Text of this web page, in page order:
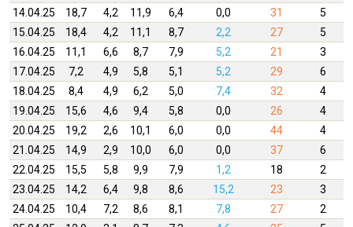
14.04.25
18,7 4,2 11,9 6,4 0,0 31 5
15.04.25
18,4 4,2 11,1 8,7 2,2 27 5
16.04.25
11,1 6,6 8,7 7,9 5,2 21 3
17.04.25
7,2 4,9 5,8 5,1 5,2 29
6
18.04.25
8,4 4,9 6,2 5,0 7,4 32 4
19.04.25
15,6 4,6 9,4 5,8 0,0 26 4
20.04.25
19,2 2,6 10,1 6,0 0,0 44
4
21.04.25
14,9 2,9 10,0 6,0 0,0 37
6
22.04.25
15,5 5,8 9,9 7,9 1,2 18 2
23.04.25
14,2 6,4 9,8 8,6 15,2 23
3
24.04.25
10,4 7,2 8,6 8,1 7,8 27
2